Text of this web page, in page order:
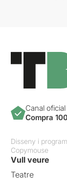
Canal
Compra
Disseny i
Copymouse
Vull veure
Teatre